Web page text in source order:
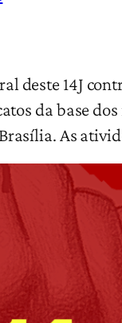
deste 14J
da base
As